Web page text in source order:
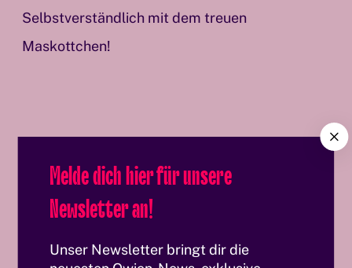
Selbstverständlich mit dem treuen
Maskottchen!
Auch wenn die CoG-Wettbewerbe nicht mehr
Vereinslokal ist das Hard On im 5. Bezirk.
C
l
Melde dich hier für unsere
Newsletter an!
Unser Newsletter bringt dir die